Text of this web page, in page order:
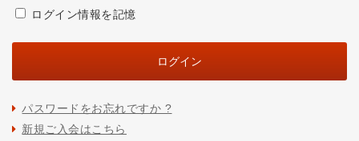
ログイン情報を記憶
パスワードをお忘れですか ?
新規ご入会はこちら